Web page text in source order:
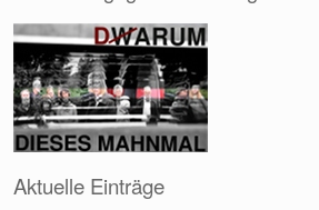
Aktuelle Einträge